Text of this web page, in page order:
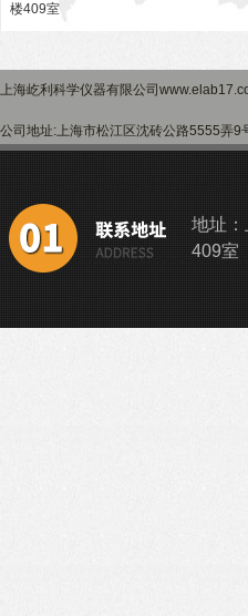
楼409室
上海屹利科学仪器有限公司
公司地址:上海市松江区沈砖公路5555弄
地址
409室